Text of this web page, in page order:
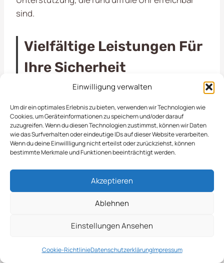
Einwilligung verwalten
Um dir ein optimales Erlebnis zu bieten, verwenden wir Technologien wie
Cookies, um Geräteinformationen zu speichern und/oder darauf
zuzugreifen. Wenn du diesen Technologien zustimmst, können wir Daten
wie das Surfverhalten oder eindeutige IDs auf dieser Website verarbeiten.
Wenn du deine Einwillligung nicht erteilst oder zurückziehst, können
bestimmte Merkmale und Funktionen beeinträchtigt werden.
Akzeptieren
Ablehnen
Einstellungen Ansehen
Cookie-RichtlinieDatenschutzerklärungImpressum
sind.
Vielfältige Leistungen Für
Ihre Sicherheit
rund um die Uhr zur Verfügung, um dringende
Anliegen in der Objektpflege schnell und effizient
zu bearbeiten. Ob es um unerwartete Schäden an
Grünflächen, die Pflege von Außenanlagen oder
die Beseitigung von Gefahrenquellen geht, wir
sind stets bereit, um die Situation umgehend zu
bewältigen. Unsere erfahrenen Teams arbeiten
eng mit Gewerben und Kommunen zusammen,
um sicherzustellen, dass die Landschaften in
Wir setzen auf moderne Techniken und